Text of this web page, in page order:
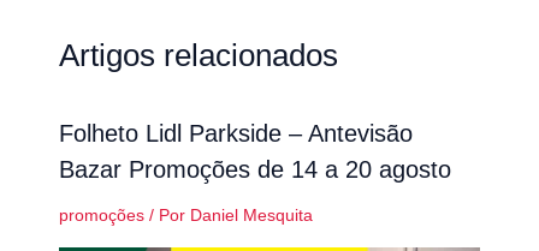
Artigos relacionados
Folheto Lidl Parkside – Antevisão
Bazar Promoções de 14 a 20 agosto
promoções/ Por Daniel Mesquita